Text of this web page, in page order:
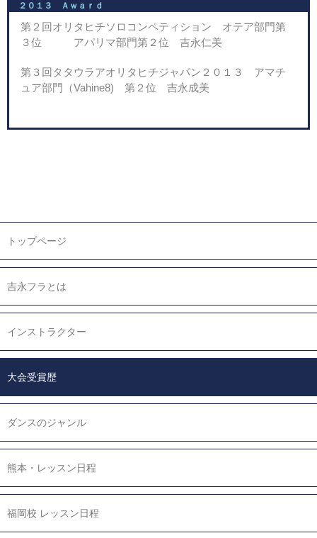
２０１３ Ａｗａｒｄ
第２回オリタヒチソロコンペティション オテア部門第
３位 アパリマ部門第２位 吉永仁美
第３回タタウラアオリタヒチジャパン２０１３ アマチ
ュア部門（Vahine8) 第２位 吉永成美
トップページ
吉永フラとは
インストラクター
大会受賞歴
ダンスのジャンル
熊本・レッスン日程
福岡校 レッスン日程